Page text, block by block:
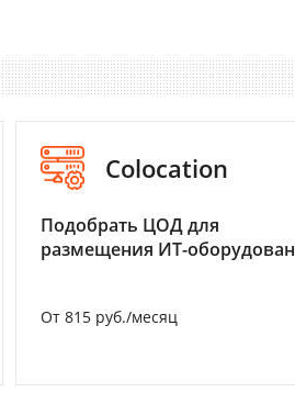
Colocation
Подобрать ЦОД для
размещения ИТ-
От 815 руб./месяц